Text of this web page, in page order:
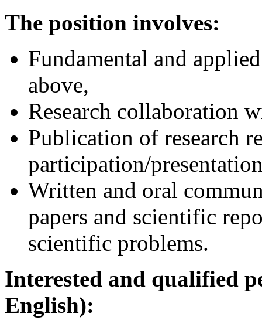
The position involves:
Fundamental and
above,
Research collaboration
Publication of research
participation/
Written and oral
papers and scientific
scientific problems.
Interested and qualified
English):